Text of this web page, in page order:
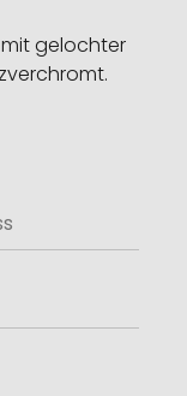
gelochter